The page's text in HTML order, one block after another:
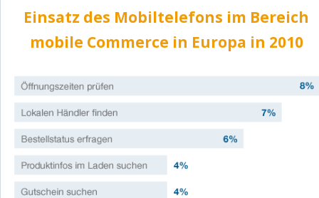
Einsatz des Mobiltelefons im Bereich
mobile Commerce in Europa in 2010